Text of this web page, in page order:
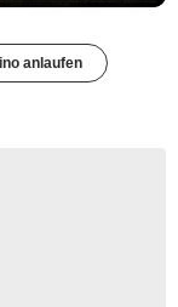
anlaufen